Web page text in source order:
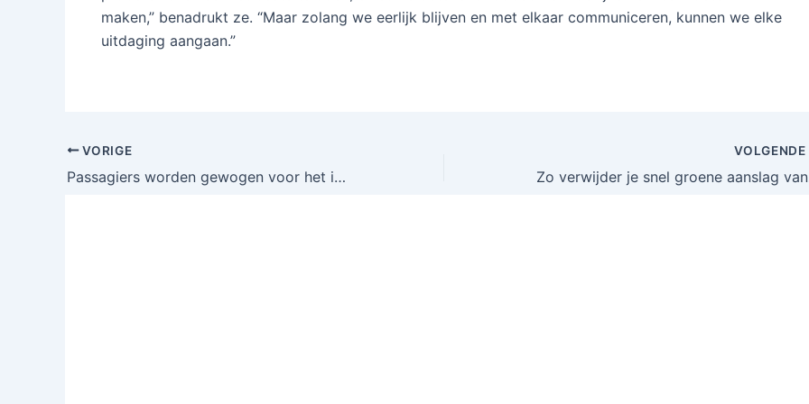
maken,” benadrukt ze. “Maar zolang we eerlijk blijven en met elkaar communiceren, kunnen we elke
uitdaging aangaan.”
VORIGE
Passagiers worden gewogen voor het instappen: de nieuwste trend bij deze luchtvaartmaatschappij!
VOLGENDE